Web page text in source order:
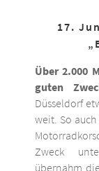
17.
Über 2.000
guten
Düsseldorf
weit. So
Zweck
übernahm